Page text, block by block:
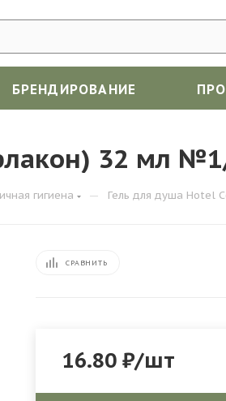
БРЕНДИРОВАНИЕ
32 мл
гигиена — Гель для душа Hotel
СРАВНИТЬ
16.80 ₽/шт